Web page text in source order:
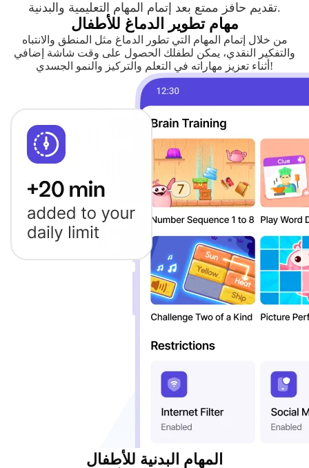
تقديم حافز ممتع بعد إتمام المهام التعليمية والبدنية.
مهام تطوير الدماغ للأطفال
من خلال إتمام المهام التي تطور الدماغ مثل المنطق والانتباه
والتفكير النقدي، يمكن لطفلك الحصول على وقت شاشة إضافي
أثناء تعزيز مهاراته في التعلم والتركيز والنمو الجسدي!
المهام البدنية للأطفال